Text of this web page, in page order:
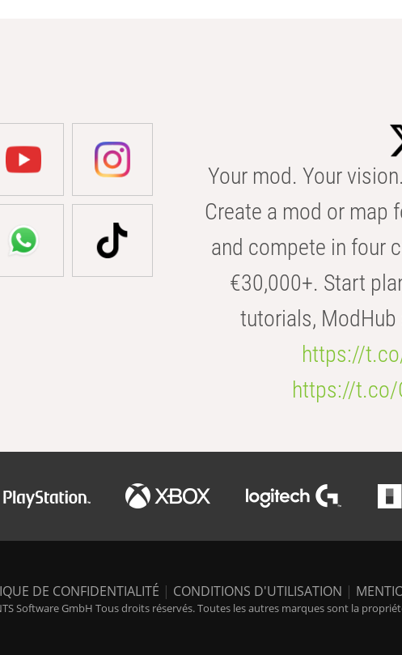
Your mod. Your
Create a mod or map
and compete in four
€30,000+. Start
tutorials,
https://
https://t.co/
DE CONFIDENTIALITÉ | CONDITIONS D'UTILISATION |
Software GmbH Tous droits réservés. Toutes les autres marques sont la